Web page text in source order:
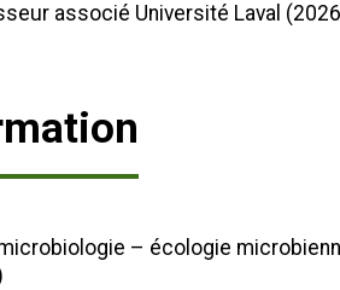
associé Université Laval
microbiologie – écologie